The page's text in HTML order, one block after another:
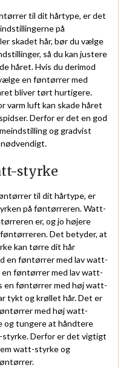
til dit hårtype, er det
på
skadet hår, bør du vælge
så du kan justere
håret. Hvis du derimod
en føntørrer med
bliver tørt hurtigere.
varm luft kan skade håret
Derfor er det en god
og gradvist
styrke
til dit hårtype, er
på føntørreren. Watt-
er, og jo højere
Det betyder, at
kan tørre dit hår
en føntørrer med lav watt-
en føntørrer med lav watt-
en føntørrer med høj watt-
tykt og krøllet hår. Det er
med høj watt-
og tungere at håndtere
Derfor er det vigtigt
watt-styrke og